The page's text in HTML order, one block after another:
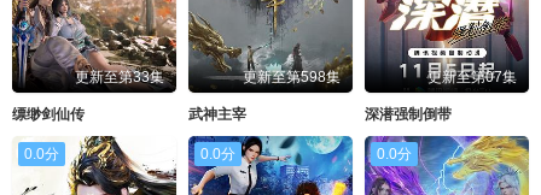
更新至第33集
缥缈剑仙传
更新至第598集
武神主宰
更新至第07集
深潜强制倒带
0.0分 0.0分 0.0分